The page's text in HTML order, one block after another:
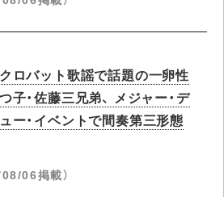
ロバット歌謡で話題の一卵性
子・佐藤三兄弟、 メジャー・デ
ー・イベントで間奏第三形態
06掲載）